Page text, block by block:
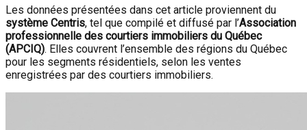
Les données présentées dans cet article proviennent du
système Centris, tel que compilé et diffusé par l’Association
professionnelle des courtiers immobiliers du Québec
(APCIQ). Elles couvrent l’ensemble des régions du Québec
pour les segments résidentiels, selon les ventes
enregistrées par des courtiers immobiliers.